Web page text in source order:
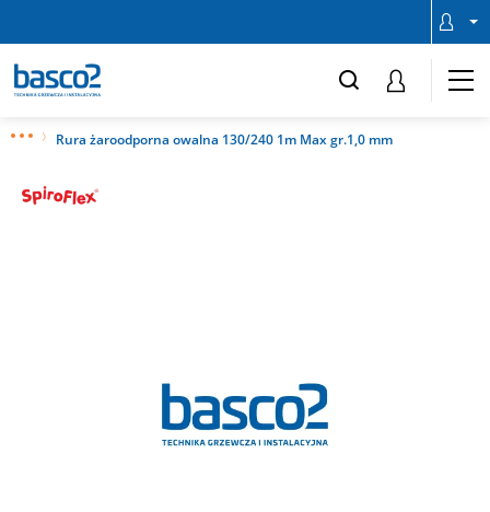
Rura żaroodporna owalna 130/240 1m Max gr.1,0 mm